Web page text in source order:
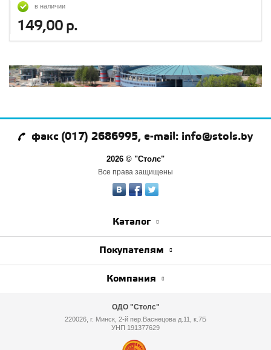
в наличии
149,00 р.
факс (017) 2686995, e-mail: info@stols.by
2026 © "Столс"
Все права защищены
Каталог
Покупателям
Компания
ОДО "Столс"
220026, г. Минск, 2-й пер.Васнецова д.11, к.7Б
УНП 191377629